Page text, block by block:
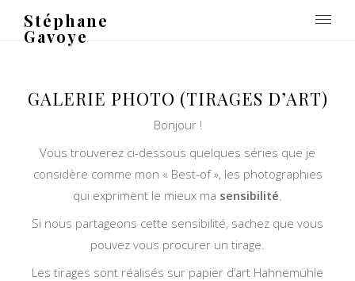
Stéphane
Gavoye
GALERIE PHOTO (TIRAGES D’ART)
Bonjour !
Vous trouverez ci-dessous quelques séries que je
considère comme mon « Best-of », les photographies
qui expriment le mieux ma sensibilité.
Si nous partageons cette sensibilité, sachez que vous
pouvez vous procurer un tirage.
Les tirages sont réalisés sur papier d’art Hahnemühle